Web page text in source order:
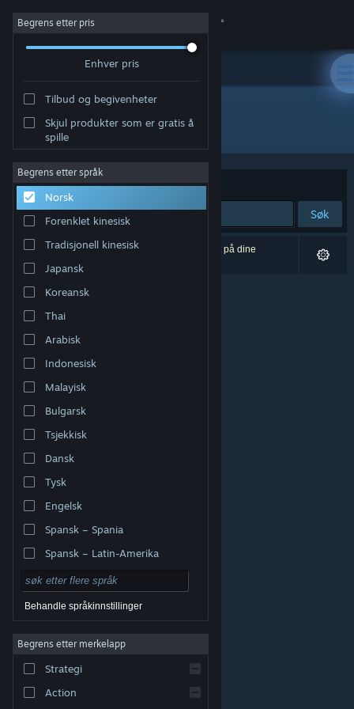
Logg inn
Om
Kundestøtte
Bytt språk
Skaff deg Steam-appen på mobil
Vis skrivebordsversjon
© Valve Corporation. Alle rettigheter reservert. Alle
Retningslinjer for personvern
Tilgjengelighet
|Steams abonnementsavtale
Refusjoner
Begrens etter pris
Enhver pris
Tilbud og begivenheter
Skjul produkter som er gratis å
spille
Begrens etter språk
Norsk
Forenklet kinesisk
Tradisjonell kinesisk
Japansk
Koreansk
Thai
Arabisk
Indonesisk
Malayisk
Bulgarsk
Tsjekkisk
Dansk
Tysk
Engelsk
Spansk – Spania
Spansk – Latin-Amerika
Behandle språkinnstillinger
Begrens etter merkelapp
Strategi
Action
Utvikler: MTR
Sorter etter Relevans
Søk
0 treff på søket. 1 produkt er blitt utelukket basert på dine
innstillinger.